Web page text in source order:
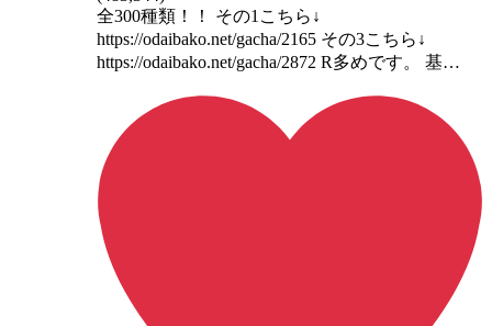
全300種類！！ その1こちら↓
https://odaibako.net/gacha/2165 その3こちら↓
https://odaibako.net/gacha/2872 R多めです。 基…